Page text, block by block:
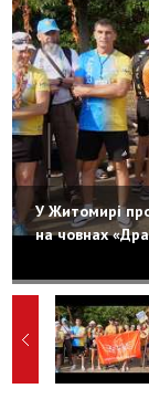
У Житомирі
на човнах